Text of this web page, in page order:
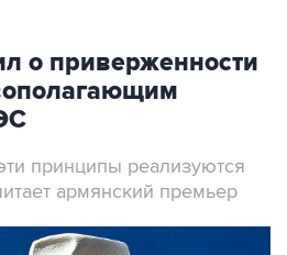
о приверженности
принципы реализуются